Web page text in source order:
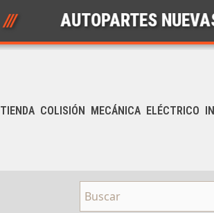
AUTOPARTES NUEVAS ///
TIENDA COLISIÓN MECÁNICA ELÉCTRICO